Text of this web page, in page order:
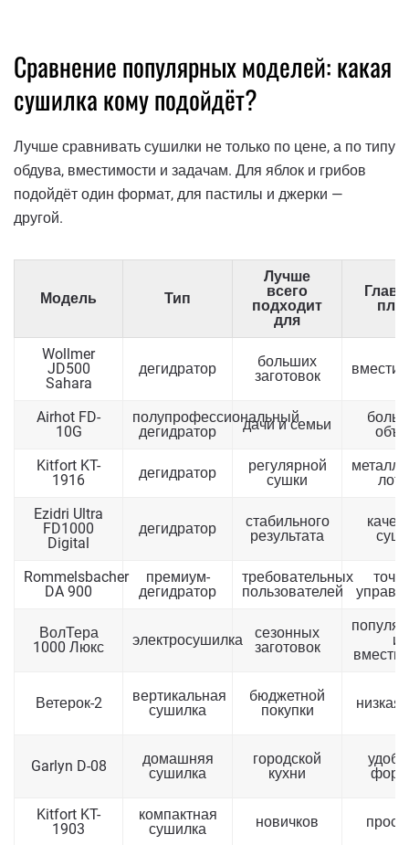
Сравнение популярных моделей: какая
сушилка кому подойдёт?
Лучше сравнивать сушилки не только по цене, а по типу
обдува, вместимости и задачам. Для яблок и грибов
подойдёт один формат, для пастилы и джерки —
другой.
Модель Тип
Лучше
всего
подходит
для
Wollmer
JD500
Sahara
дегидратор
больших
заготовок
Airhot FD-
10G
полупрофессиональный
дегидратор
дачи и семьи
Kitfort KT-
1916
дегидратор
регулярной
сушки
Ezidri Ultra
FD1000
Digital
дегидратор
стабильного
результата
Rommelsbacher
DA 900
премиум-
дегидратор
требовательных
пользователей
ВолТера
1000 Люкс
электросушилка
сезонных
заготовок
и
Ветерок-2
вертикальная
сушилка
бюджетной
покупки
низкая
Garlyn D-08
домашняя
сушилка
городской
кухни
Kitfort KT-
1903
компактная
сушилка
новичков